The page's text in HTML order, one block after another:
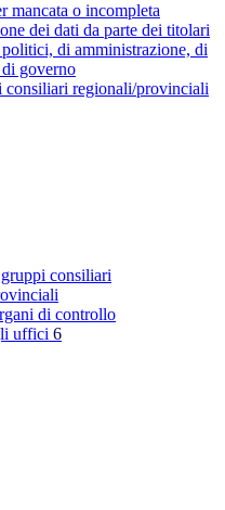
mancata o incompleta
dei dati da parte dei titolari
di amministrazione, di
governo
consiliari regionali/provinciali
consiliari
di controllo
uffici 6